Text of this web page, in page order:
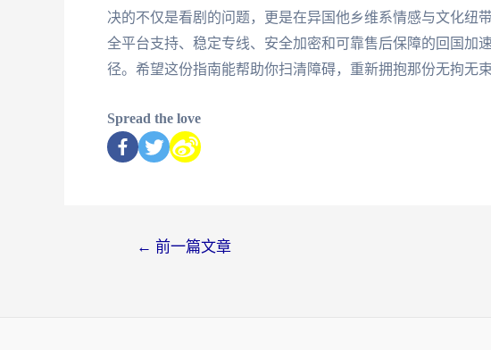
决的不仅是看剧的问题，更是在异国他乡维系情感与文化纽
全平台支持、稳定专线、安全加密和可靠售后保障的回国加
径。希望这份指南能帮助你扫清障碍，重新拥抱那份无拘无束
Spread the love
← 前一篇文章